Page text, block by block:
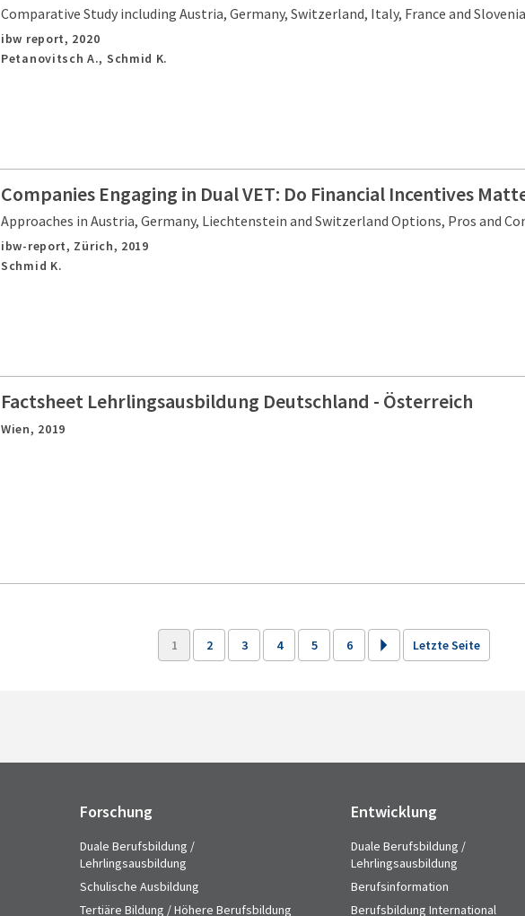
Comparative Study including Austria, Germany, Switzerland, Italy, France and Slovenia
ibw report, 2020
Petanovitsch A., Schmid K.
Companies Engaging in Dual VET: Do Financial Incentives
Approaches in Austria, Germany, Liechtenstein and Switzerland Options, Pros and
ibw-report, Zürich, 2019
Schmid K.
Factsheet Lehrlingsausbildung Deutschland - Österreich
Wien, 2019
1 2 3 4 5 6 Letzte Seite
Forschung
Duale Berufsbildung /
Lehrlingsausbildung
Schulische Ausbildung
Tertiäre Bildung / Höhere Berufsbildung
Entwicklung
Duale Berufsbildung /
Lehrlingsausbildung
Berufsinformation
Berufsbildung International